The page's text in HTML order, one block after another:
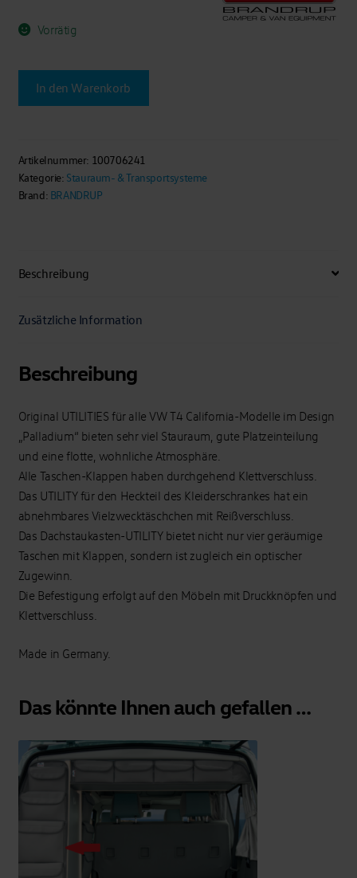
Vorrätig
Fahrer-/
Beifahrersitz
VW-
In den Warenkorb
Artikelnummer: 100706241
Kategorie: Stauraum- & Transportsysteme
Brand: BRANDRUP
Beschreibung
Zusätzliche Information
Beschreibung
Original UTILITIES für alle VW T4 California-Modelle im Design
„Palladium“ bieten sehr viel Stauraum, gute Platzeinteilung
und eine flotte, wohnliche Atmosphäre.
Alle Taschen-Klappen haben durchgehend Klettverschluss.
Das UTILITY für den Heckteil des Kleiderschrankes hat ein
abnehmbares Vielzwecktäschchen mit Reißverschluss.
Das Dachstaukasten-UTILITY bietet nicht nur vier geräumige
Taschen mit Klappen, sondern ist zugleich ein optischer
Zugewinn.
Die Befestigung erfolgt auf den Möbeln mit Druckknöpfen und
Klettverschluss.
Made in Germany.
Das könnte Ihnen auch gefallen …